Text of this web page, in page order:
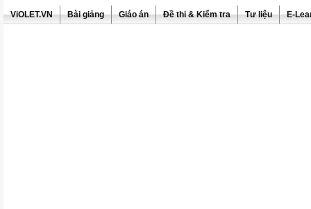
ViOLET.VN Bài giảng Giáo án Đề thi & Kiểm tra Tư liệu E-